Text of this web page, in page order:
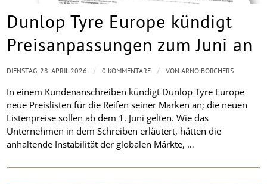
Dunlop Tyre Europe kündigt
Preisanpassungen zum Juni an
In einem Kundenanschreiben kündigt Dunlop Tyre Europe
neue Preislisten für die Reifen seiner Marken an; die neuen
Listenpreise sollen ab dem 1. Juni gelten. Wie das
Unternehmen in dem Schreiben erläutert, hätten die
anhaltende Instabilität der globalen Märkte, …
DIENSTAG, 28. APRIL 2026 / 0 KOMMENTARE / VONARNO BORCHERS